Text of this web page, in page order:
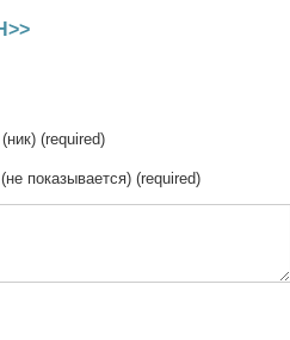
(required)
показывается) (required)